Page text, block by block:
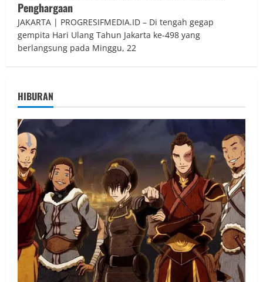
Penghargaan
JAKARTA | PROGRESIFMEDIA.ID – Di tengah gegap
gempita Hari Ulang Tahun Jakarta ke-498 yang
berlangsung pada Minggu, 22
HIBURAN